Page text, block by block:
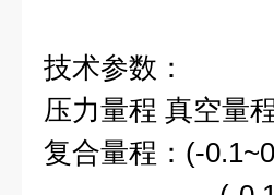
技术参数：
压力量程 真空量
复合量程：(-